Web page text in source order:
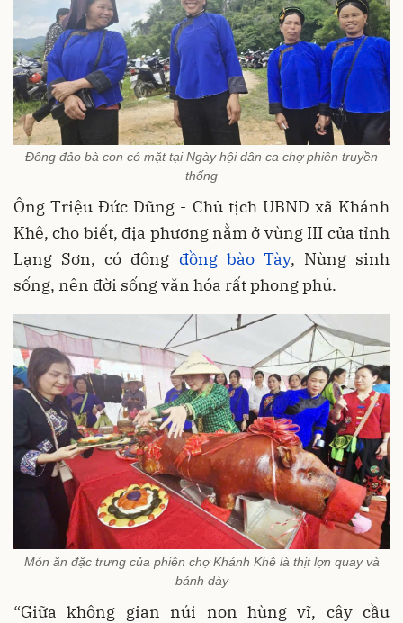
Đông đảo bà con có mặt tại Ngày hội dân ca chợ phiên truyền
thống
Ông Triệu Đức Dũng - Chủ tịch UBND xã Khánh
Khê, cho biết, địa phương nằm ở vùng III của tỉnh
Lạng Sơn, có đông đồng bào Tày, Nùng sinh
sống, nên đời sống văn hóa rất phong phú.
Món ăn đặc trưng của phiên chợ Khánh Khê là thịt lợn quay và
bánh dày
“Giữa không gian núi non hùng vĩ, cây cầu